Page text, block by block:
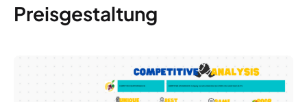
Preisgestaltung